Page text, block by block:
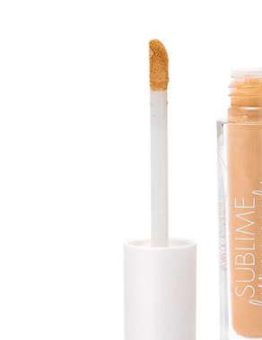
Drenanti e Pancia Piatta: Sconti
solo per OGGI!